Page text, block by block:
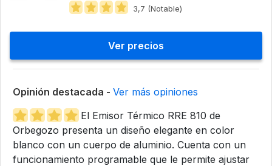
3,7 (Notable)
Ver precios
Opinión destacada - Ver más opiniones
El Emisor Térmico RRE 810 de
Orbegozo presenta un diseño elegante en color
blanco con un cuerpo de aluminio. Cuenta con un
funcionamiento programable que le permite ajustar